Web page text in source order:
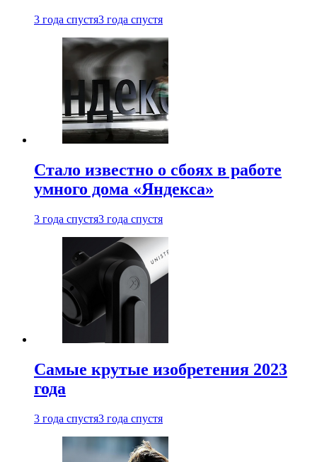
3 года спустя3 года спустя
Стало известно о сбоях в работе
умного дома «Яндекса»
3 года спустя3 года спустя
Самые крутые изобретения 2023
года
3 года спустя3 года спустя